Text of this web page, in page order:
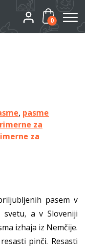
0
, pasme
za
za
pasem v
a v Sloveniji
izhaja iz Nemčije.
pinči. Resasti